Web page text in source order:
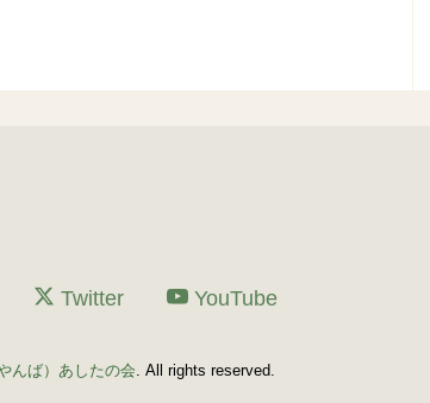
Twitter YouTube
んば）あしたの会. All rights reserved.